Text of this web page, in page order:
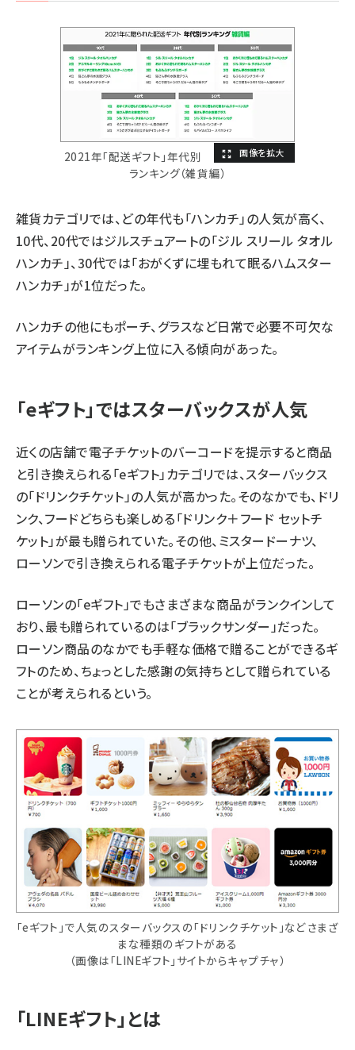
2021年「配送ギフト」年代別
ランキング（雑貨編）
雑貨カテゴリでは、どの年代も「ハンカチ」の人気が高く、
10代、20代ではジルスチュアートの「ジル スリール タオル
ハンカチ」、30代では「おがくずに埋もれて眠るハムスター
ハンカチ」が1位だった。
ハンカチの他にもポーチ、グラスなど日常で必要不可欠な
アイテムがランキング上位に入る傾向があった。
「eギフト」ではスターバックスが人気
近くの店舗で電子チケットのバーコードを提示すると商品
と引き換えられる「eギフト」カテゴリでは、スターバックス
の「ドリンクチケット」の人気が高かった。そのなかでも、ドリ
ンク、フードどちらも楽しめる「ドリンク＋フード セットチ
ケット」が最も贈られていた。その他、ミスタードーナツ、
ローソンで引き換えられる電子チケットが上位だった。
ローソンの「eギフト」でもさまざまな商品がランクインして
おり、最も贈られているのは「ブラックサンダー」だった。
ローソン商品のなかでも手軽な価格で贈ることができるギ
フトのため、ちょっとした感謝の気持ちとして贈られている
ことが考えられるという。
「eギフト」で人気のスターバックスの「ドリンクチケット」などさまざ
まな種類のギフトがある
（画像は「LINEギフト」サイトからキャプチャ）
「LINEギフト」とは